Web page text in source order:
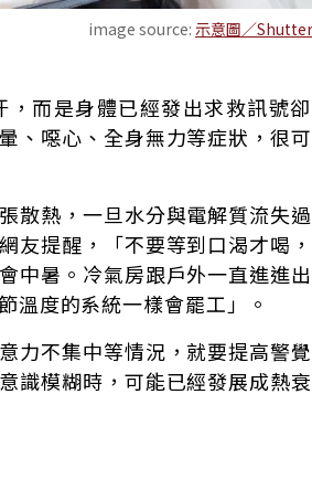
image source: 示意圖／
而是身體已經發出求救訊號
、噁心、全身無力等症狀，很
散熱，一旦水分與電解質流失
友提醒，「不要等到口渴才喝
中暑。冷氣房跟戶外一直進進出
溫度的系統一樣會罷工」。
力不集中等情況，就要提高警
識模糊時，可能已經發展成熱